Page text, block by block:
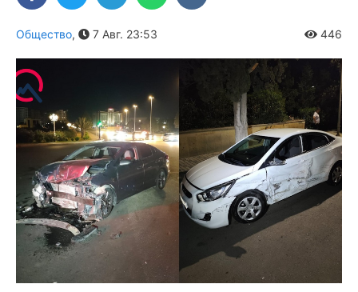
Общество, 7 Авг. 23:53 446